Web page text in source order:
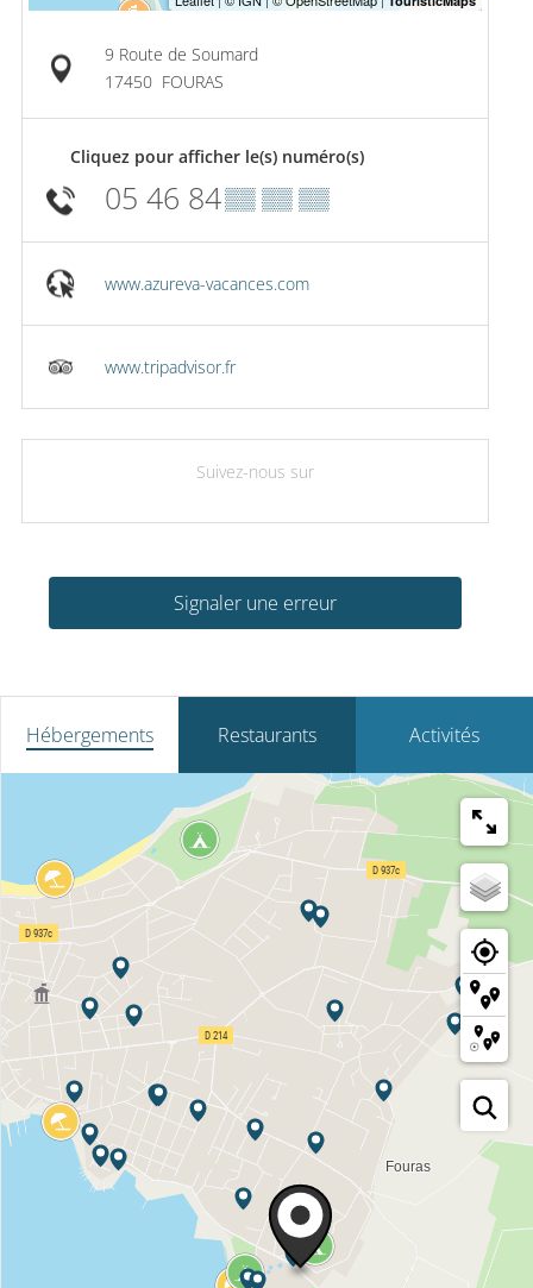
9 Route de Soumard
17450 FOURAS
Cliquez pour afficher le(s) numéro(s)
05 46 84▒▒ ▒▒ ▒▒
www.azureva-vacances.com
www.tripadvisor.fr
Suivez-nous sur
Signaler une erreur
Hébergements Restaurants Activités